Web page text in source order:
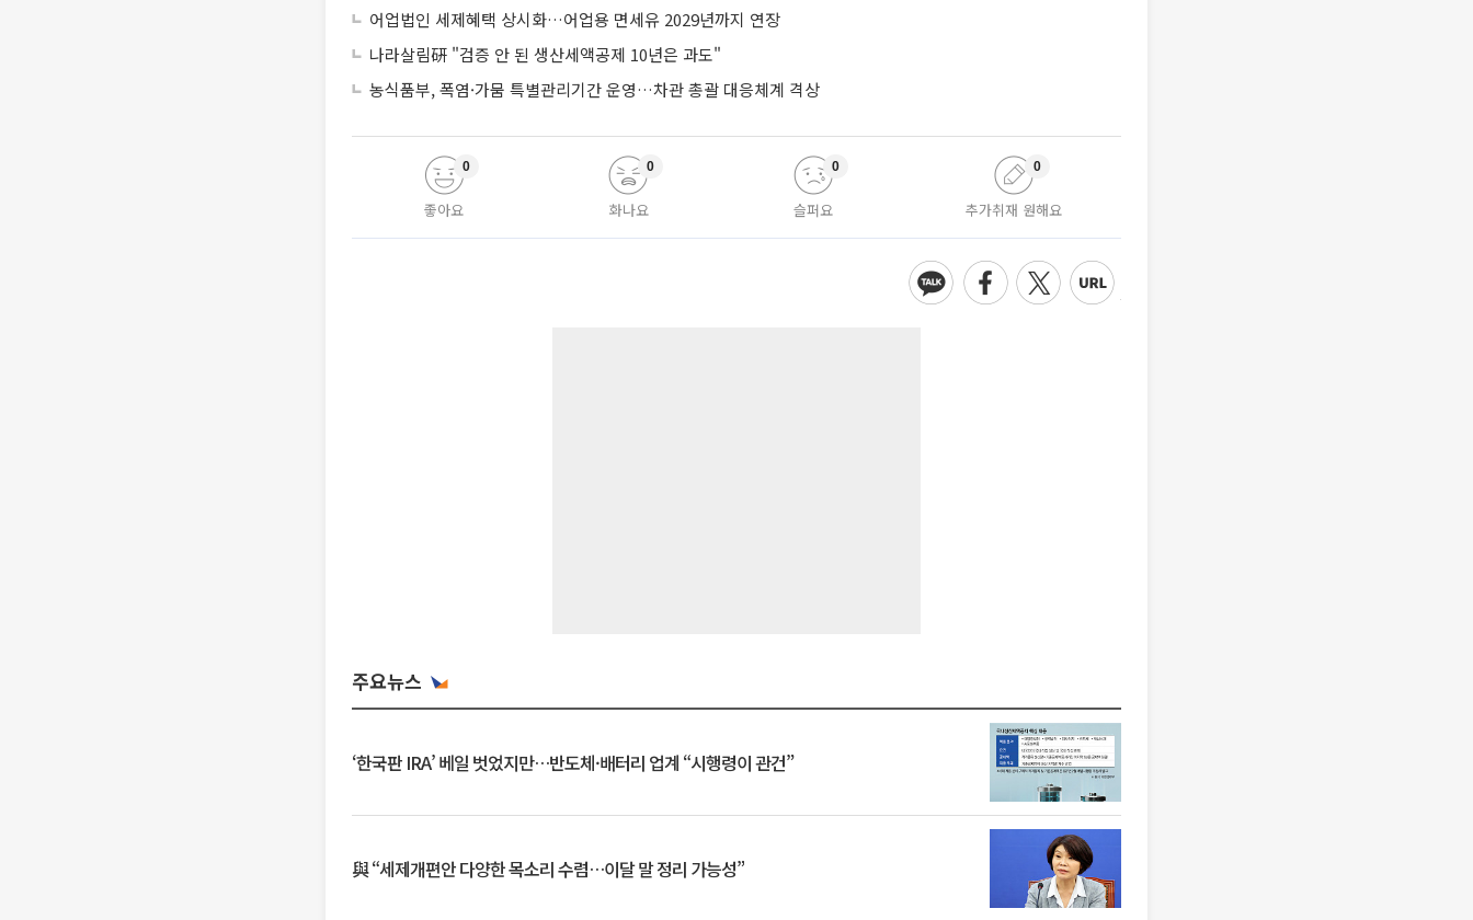
어업법인 세제혜택 상시화…어업용 면세유 2029년까지 연장
나라살림硏 "검증 안 된 생산세액공제 10년은 과도"
농식품부, 폭염·가뭄 특별관리기간 운영…차관 총괄 대응체계 격상
좋아요
0
화나요
0
슬퍼요
0
추가취재 원해요
0
주요뉴스
‘한국판 IRA’ 베일 벗었지만…반도체·배터리 업계 “시행령이 관건”
與 “세제개편안 다양한 목소리 수렴…이달 말 정리 가능성”